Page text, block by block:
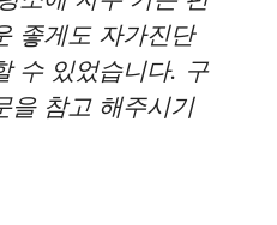
좋게도 자가진단
수 있었습니다. 구
을 참고 해주시기